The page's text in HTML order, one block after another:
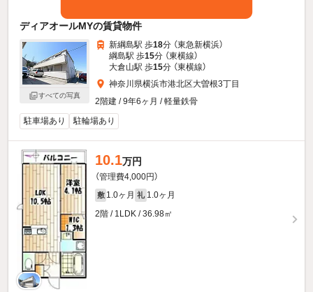
ディアオールMYの賃貸物件
すべての写真
新綱島駅 歩18分 （東急新横浜）
綱島駅 歩15分 （東横線）
大倉山駅 歩15分 （東横線）
神奈川県横浜市港北区大曽根3丁目
2階建 / 9年6ヶ月 / 軽量鉄骨
駐車場あり
駐輪場あり
10.1万円
（管理費4,000円）
敷 1.0ヶ月 礼 1.0ヶ月
2階 / 1LDK / 36.98㎡